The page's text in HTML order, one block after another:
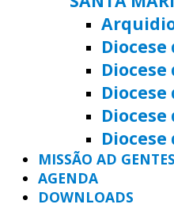
Diocese
Diocese
Diocese
MISSÃO AD GENTES
AGENDA
DOWNLOADS